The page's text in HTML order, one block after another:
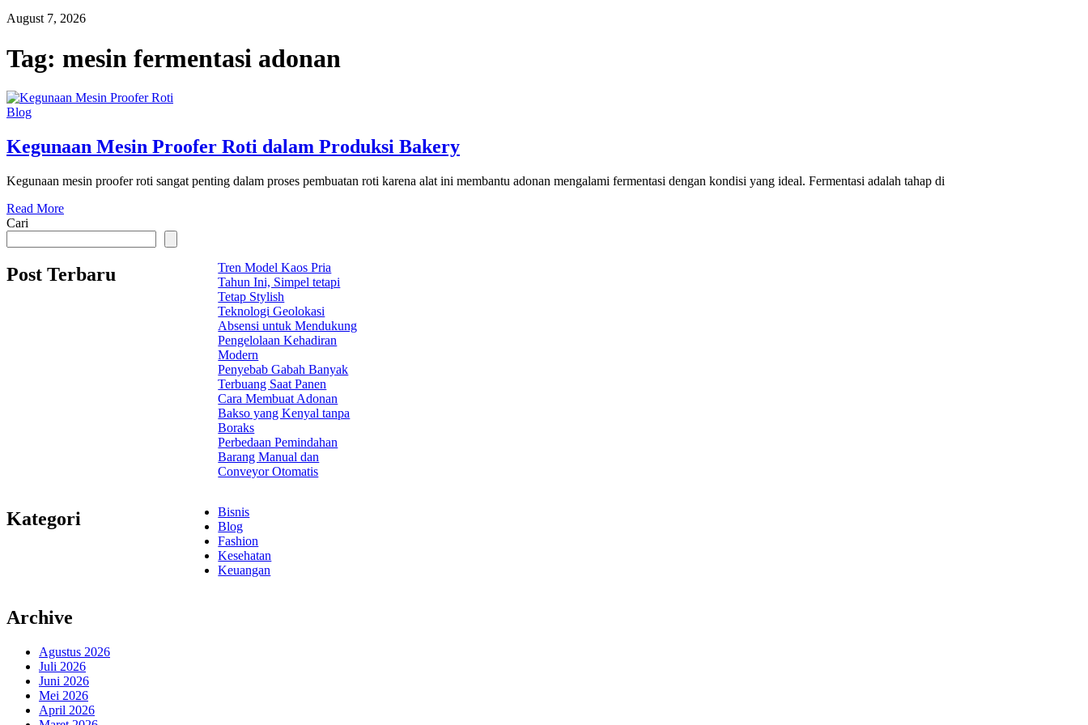
August 7, 2026
Tag: mesin fermentasi adonan
Blog
Kegunaan Mesin Proofer Roti dalam Produksi Bakery
Kegunaan mesin proofer roti sangat penting dalam proses pembuatan roti karena alat ini membantu adonan mengalami fermentasi dengan kondisi yang ideal. Fermentasi adalah tahap di
Read More
Cari
Post Terbaru
Tren Model Kaos Pria
Tahun Ini, Simpel tetapi
Tetap Stylish
Teknologi Geolokasi
Absensi untuk Mendukung
Pengelolaan Kehadiran
Modern
Penyebab Gabah Banyak
Terbuang Saat Panen
Cara Membuat Adonan
Bakso yang Kenyal tanpa
Boraks
Perbedaan Pemindahan
Barang Manual dan
Conveyor Otomatis
Kategori
Bisnis
Blog
Fashion
Kesehatan
Keuangan
Archive
Agustus 2026
Juli 2026
Juni 2026
Mei 2026
April 2026